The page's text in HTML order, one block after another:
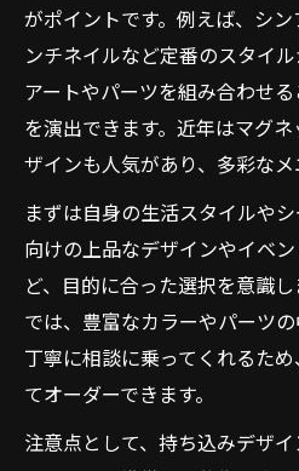
がポイントです。例えば、シ
ンチネイルなど定番のスタイ
アートやパーツを組み合わせ
を演出できます。近年はマグ
ザインも人気があり、多彩なメ
まずは自身の生活スタイルや
向けの上品なデザインやイベ
ど、目的に合った選択を意識
では、豊富なカラーやパーツ
丁寧に相談に乗ってくれるた
てオーダーできます。
注意点として、持ち込みデザ